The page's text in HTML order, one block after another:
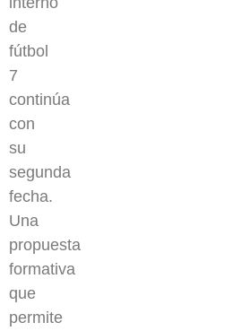
de
fútbol
7
continúa
con
su
segunda
fecha.
Una
propuesta
formativa
que
permite